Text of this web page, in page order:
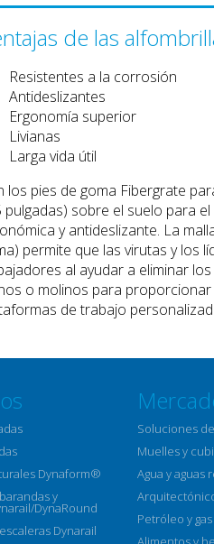
de las
Resistentes a la corrosión
Antideslizantes
Ergonomía superior
Livianas
Larga vida útil
los pies de goma Fibergrate
pulgadas) sobre el suelo para
y antideslizante. La
permite que las virutas y los
al ayudar a eliminar
o molinos para proporcionar
de trabajo
Dynaform®
y
DynaRound
Dynarail
Soluciones
Muelles y
Agua y aguas
Petróleo y gas